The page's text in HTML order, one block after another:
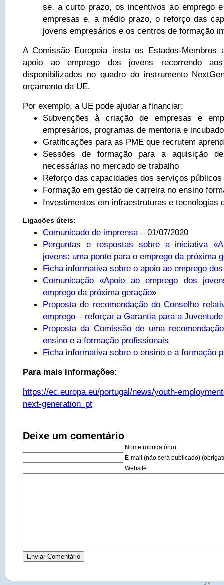
se, a curto prazo, os incentivos ao emprego
empresas e, a médio prazo, o reforço das
jovens empresários e os centros de formação
A Comissão Europeia insta os Estados-Membros
apoio ao emprego dos jovens recorrendo
disponibilizados no quadro do instrumento
orçamento da UE.
Por exemplo, a UE pode ajudar a financiar:
Subvenções à criação de empresas e
empresários, programas de mentoria e
Gratificações para as PME que recrutem
Sessões de formação para a aquisição
necessárias no mercado de trabalho
Reforço das capacidades dos serviços públicos
Formação em gestão de carreira no ensino
Investimentos em infraestruturas e tecnologias
Ligações úteis:
Comunicado de imprensa– 01/07/2020
Perguntas e respostas sobre a iniciativa
jovens: uma ponte para o emprego da próxima
Ficha informativa sobre o apoio ao emprego
Comunicação «Apoio ao emprego dos
emprego da próxima geração»
Proposta de recomendação do Conselho
emprego – reforçar a Garantia para a Juventude
Proposta da Comissão de uma
ensino e a formação profissionais
Ficha informativa sobre o ensino e a formação
Para mais informações:
https://ec.europa.eu/portugal/news/youth-
next-generation_pt
Deixe um comentário
Nome (obrigatório)
E-mail (não será publicado)
Website